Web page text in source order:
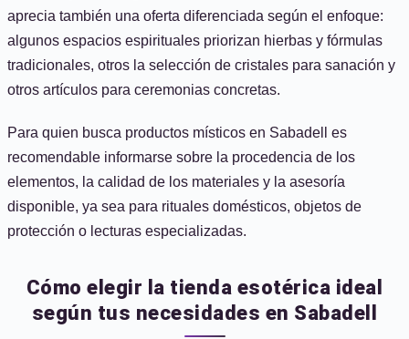
aprecia también una oferta diferenciada según el enfoque:
algunos espacios espirituales priorizan hierbas y fórmulas
tradicionales, otros la selección de cristales para sanación y
otros artículos para ceremonias concretas.
Para quien busca productos místicos en Sabadell es
recomendable informarse sobre la procedencia de los
elementos, la calidad de los materiales y la asesoría
disponible, ya sea para rituales domésticos, objetos de
protección o lecturas especializadas.
Cómo elegir la tienda esotérica ideal
según tus necesidades en Sabadell